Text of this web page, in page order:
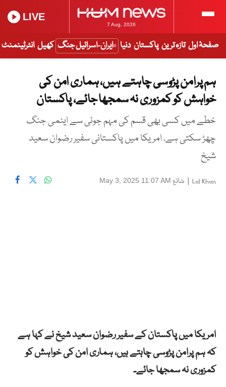
7 Aug, 2026
LIVE
صفحۂ اول تازہ ترین پاکستان دنیا ایران-اسرائیل جنگ کھیل انٹرٹینمنٹ
ہم پرامن پڑوسی چاہتے ہیں، ہماری امن کی
خواہش کو کمزوری نہ سمجھا جائے، پاکستان
خطے میں کسی بھی قسم کی مہم جوئی سے ایٹمی جنگ
چھڑ سکتی ہے، امریکا میں پاکستانی سفیر رضوان سعید
شیخ
Lal Khan
| شائع May 3, 2025 11:07 AM
امریکا میں پاکستان کے سفیر رضوان سعید شیخ نے کہا ہے
کہ ہم پرامن پڑوسی چاہتے ہیں، ہماری امن کی خواہش کو
کمزوری نہ سمجھا جائے۔